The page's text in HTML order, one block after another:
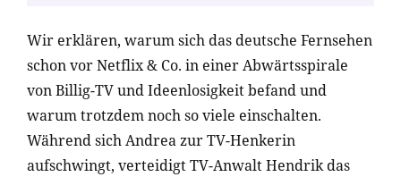
Wir erklären, warum sich das deutsche Fernsehen
schon vor Netflix & Co. in einer Abwärtsspirale
von Billig-TV und Ideenlosigkeit befand und
warum trotzdem noch so viele einschalten.
Während sich Andrea zur TV-Henkerin
aufschwingt, verteidigt TV-Anwalt Hendrik das